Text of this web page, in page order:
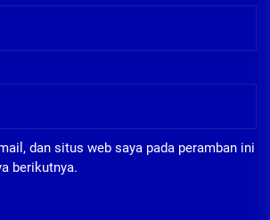
dan situs web saya pada peramban ini
berikutnya.